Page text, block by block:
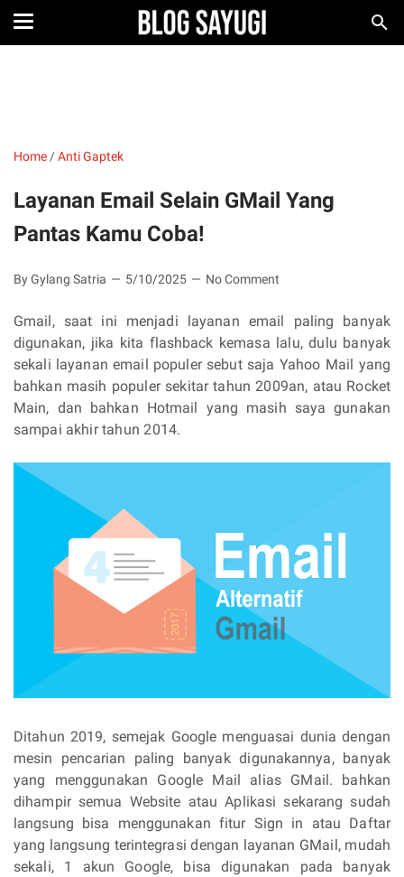
Home /Anti Gaptek
Layanan Email Selain GMail Yang
Pantas Kamu Coba!
By Gylang Satria 5/10/2025 No Comment
Gmail, saat ini menjadi layanan email paling banyak
digunakan, jika kita flashback kemasa lalu, dulu banyak
sekali layanan email populer sebut saja Yahoo Mail yang
bahkan masih populer sekitar tahun 2009an, atau Rocket
Main, dan bahkan Hotmail yang masih saya gunakan
sampai akhir tahun 2014.
Ditahun 2019, semejak Google menguasai dunia dengan
mesin pencarian paling banyak digunakannya, banyak
yang menggunakan Google Mail alias GMail. bahkan
dihampir semua Website atau Aplikasi sekarang sudah
langsung bisa menggunakan fitur Sign in atau Daftar
yang langsung terintegrasi dengan layanan GMail, mudah
sekali, 1 akun Google, bisa digunakan pada banyak